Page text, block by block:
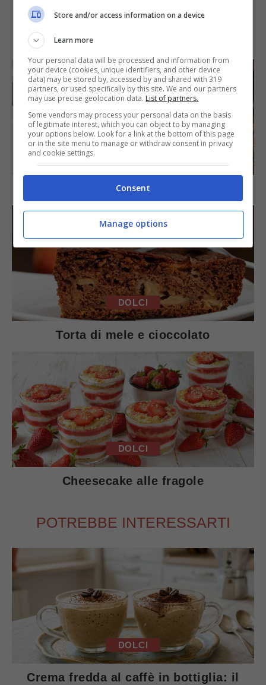
SECONDI PIATTI
Arista di maiale al latte
DOLCI
Torta di mele e cioccolato
DOLCI
Cheesecake alle fragole
POTREBBE INTERESSARTI
DOLCI
Crema fredda al caffè in bottiglia: il
Store and/or access information on a device
Learn more
Your personal data will be processed and information from
your device (cookies, unique identifiers, and other device
data) may be stored by, accessed by and shared with 319
partners, or used specifically by this site. We and our partners
may use precise geolocation data. List of partners.
Some vendors may process your personal data on the basis
of legitimate interest, which you can object to by managing
your options below. Look for a link at the bottom of this page
or in the site menu to manage or withdraw consent in privacy
and cookie settings.
Consent
Manage options